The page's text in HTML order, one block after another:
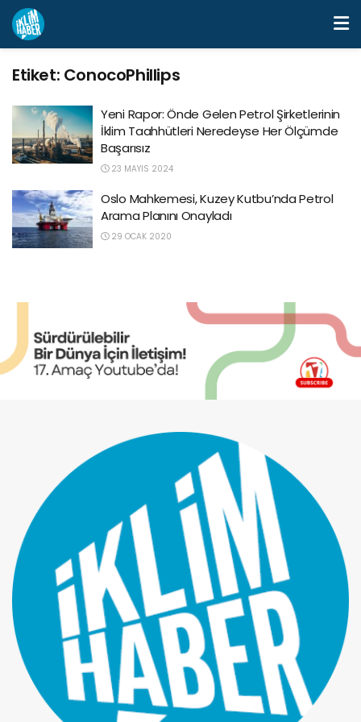
Etiket: ConocoPhillips
Yeni Rapor: Önde Gelen Petrol Şirketlerinin
İklim Taahhütleri Neredeyse Her Ölçümde
Başarısız
23 MAYIS 2024
Oslo Mahkemesi, Kuzey Kutbu’nda Petrol
Arama Planını Onayladı
29 OCAK 2020